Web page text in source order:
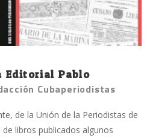
Editorial Pablo
Cubaperiodistas
de la Unión de la Periodistas de
libros publicados algunos